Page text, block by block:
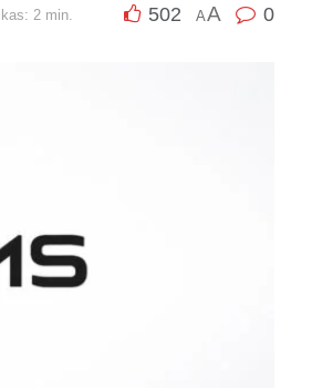
2 min. 502 AA 0